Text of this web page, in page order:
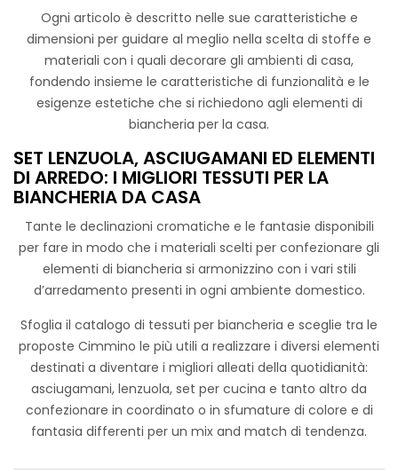
da letto, tende o accessori per la cameretta, è un’opzione
versatile e di alta qualità, pensata per offrire comfort e stile
in ogni dettaglio.
Spugna Misto Bamboo
STANDARD 100 by OEKO-TEX®
La nostraspugna in misto bambooconcertificazione
OEKO-TEX®, ideale per aziende B2B nel settore
dell’ospitalità, SPA e benessere. Realizzata con il 40% di fibre
Ogni articolo è descritto nelle sue caratteristiche e
dimensioni per guidare al meglio nella scelta di stoffe e
materiali con i quali decorare gli ambienti di casa,
fondendo insieme le caratteristiche di funzionalità e le
esigenze estetiche che si richiedono agli elementi di
biancheria per la casa.
SET LENZUOLA, ASCIUGAMANI ED ELEMENTI
DI ARREDO: I MIGLIORI TESSUTI PER LA
BIANCHERIA DA CASA
Tante le declinazioni cromatiche e le fantasie disponibili
per fare in modo che i materiali scelti per confezionare gli
elementi di biancheria si armonizzino con i vari stili
d’arredamento presenti in ogni ambiente domestico.
Sfoglia il catalogo di tessuti per biancheria e sceglie tra le
proposte Cimmino le più utili a realizzare i diversi elementi
destinati a diventare i migliori alleati della quotidianità:
asciugamani, lenzuola, set per cucina e tanto altro da
confezionare in coordinato o in sfumature di colore e di
fantasia differenti per un mix and match di tendenza.